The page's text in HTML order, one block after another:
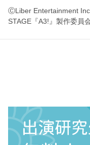
ⒸLiber Entertainment
STAGE『A3!』製作委員